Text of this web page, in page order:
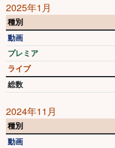
2025年1月
種別
動画
プレミア
ライブ
総数
2024年11月
種別
動画